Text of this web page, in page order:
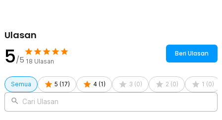
1 x Panduan Penggunaan
Ulasan
5/5 18 Ulasan
Beri Ulasan
Semua 5 (17) 4 (1 ) 3 (0) 2 (0) 1 (0)
Cari Ulasan